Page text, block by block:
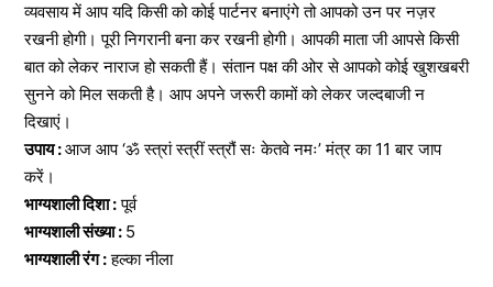
व्यवसाय में आप यदि किसी को कोई पार्टनर बनाएंगे तो आपको उन पर नज़र
रखनी होगी। पूरी निगरानी बना कर रखनी होगी। आपकी माता जी आपसे किसी
बात को लेकर नाराज हो सकती हैं। संतान पक्ष की ओर से आपको कोई खुशखबरी
सुनने को मिल सकती है। आप अपने जरूरी कामों को लेकर जल्दबाजी न
दिखाएं।
उपाय :आज आप ‘ॐ स्त्रां स्त्रीं स्त्रौं सः केतवे नमः’ मंत्र का 11 बार जाप
करें।
भाग्यशाली दिशा :पूर्व
भाग्यशाली संख्या : 5
भाग्यशाली रंग :हल्का नीला